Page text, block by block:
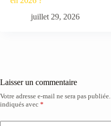
juillet 29, 2026
Laisser un commentaire
Votre adresse e-mail ne sera pas publiée.
indiqués avec *